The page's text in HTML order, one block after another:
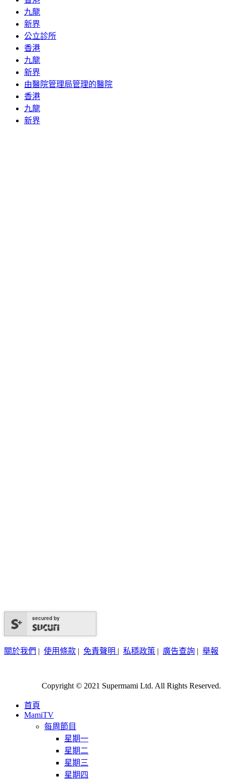
九龍
新界
公立診所
香港
九龍
新界
由醫院管理局管理的醫院
香港
九龍
新界
secured by
關於我們 | 使用條款 | 免責聲明 | 私穩政策 | 廣告查詢 | 舉報
Copyright © 2021 Supermami Ltd. All Rights Reserved.
首頁
MamiTV
每周節目
星期一
星期二
星期三
星期四